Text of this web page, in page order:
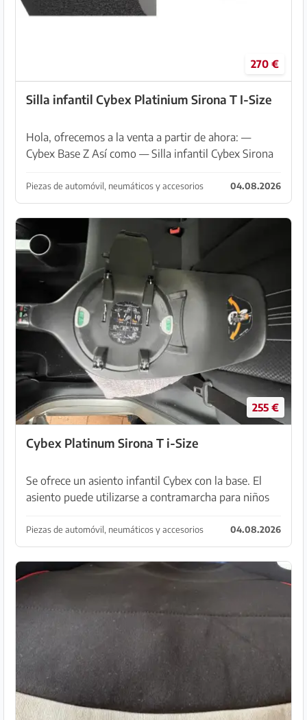
270 €
Silla infantil Cybex Platinium Sirona T I-Size
Hola, ofrecemos a la venta a partir de ahora: —
Cybex Base Z Así como — Silla infantil Cybex Sirona
solo durante las estancias en Llucmajor, en ...
Piezas de automóvil, neumáticos y accesorios 04.08.2026
255 €
Cybex Platinum Sirona T i-Size
Se ofrece un asiento infantil Cybex con la base. El
asiento puede utilizarse a contramarcha para niños
hasta 105 cm. Este asiento, montado en la base, ...
Piezas de automóvil, neumáticos y accesorios 04.08.2026